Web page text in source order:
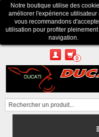
Appelez-nous au :Pour tous
depuis le formulaire de contact
0
Notre boutique utilise des
améliorer l'expérience utilisateur
vous recommandons
utilisation pour profiter pleinement
navigation.